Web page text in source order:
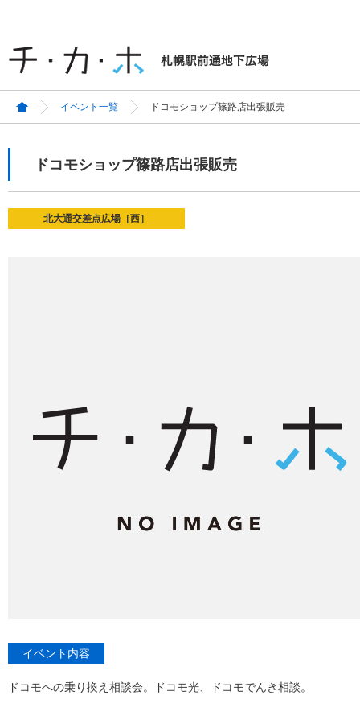
イベント一覧 ドコモショップ篠路店出張販売
ドコモショップ篠路店出張販売
北大通交差点広場［西］
イベント内容
ドコモへの乗り換え相談会。ドコモ光、ドコモでんき相談。